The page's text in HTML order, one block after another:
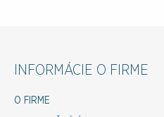
INFORMÁCIE O FIRME
O FIRME